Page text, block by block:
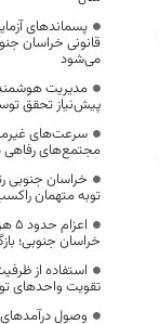
پسماندهای
قانونی خراسان
می‌شود
مدیریت
پیش‌نیاز تحقق
سرعت‌های
مجتمع‌های رفاهی
خراسان جنوبی
توبه متهمان
خراسان جنوبی؛
استفاده از
تقویت واحدهای
وصول